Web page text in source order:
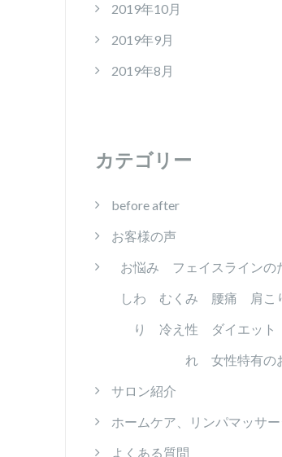
2019年10月
2019年9月
2019年8月
カテゴリー
before after
お客様の声
お悩み フェイスライン
しわ むくみ 腰痛 肩こ
り 冷え性 ダイエッ
れ 女性特有の
サロン紹介
ホームケア、リンパマッサ
よくある質問